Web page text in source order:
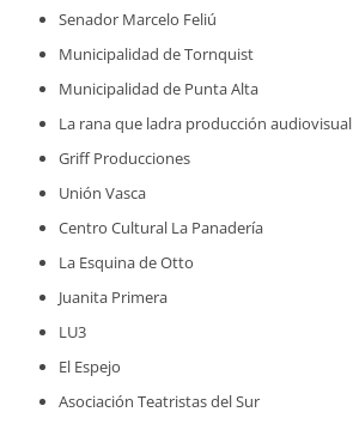
Senador Marcelo Feliú
Municipalidad de Tornquist
Municipalidad de Punta Alta
La rana que ladra producción audiovisual
Griff Producciones
Unión Vasca
Centro Cultural La Panadería
La Esquina de Otto
Juanita Primera
LU3
El Espejo
Asociación Teatristas del Sur